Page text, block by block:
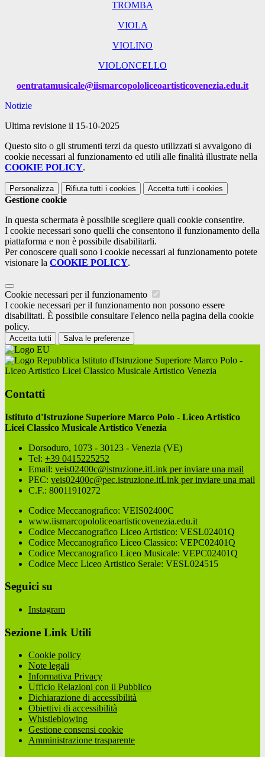
TROMBA
VIOLA
VIOLINO
VIOLONCELLO
oentratamusicale@iismarcopololiceoartisticovenezia.edu.it
Notizie
Ultima revisione il 15-10-2025
Questo sito o gli strumenti terzi da questo utilizzati si avvalgono di
cookie necessari al funzionamento ed utili alle finalità illustrate nella
COOKIE POLICY.
Personalizza Rifiuta tutti i cookies Accetta tutti i cookies
Gestione cookie
In questa schermata è possibile scegliere quali cookie consentire.
I cookie necessari sono quelli che consentono il funzionamento della
piattaforma e non è possibile disabilitarli.
Per conoscere quali sono i cookie necessari al funzionamento potete
visionare la COOKIE POLICY.
Cookie necessari per il funzionamento
I cookie necessari per il funzionamento non possono essere
disabilitati. È possibile consultare l'elenco nella pagina della cookie
policy.
Accetta tutti Salva le preferenze
Istituto d'Istruzione Superiore Marco Polo -
Liceo Artistico Licei Classico Musicale Artistico Venezia
Contatti
Istituto d'Istruzione Superiore Marco Polo - Liceo Artistico
Licei Classico Musicale Artistico Venezia
Dorsoduro, 1073 - 30123 - Venezia (VE)
Tel: +39 0415225252
Email: veis02400c@istruzione.itLink per inviare una mail
PEC: veis02400c@pec.istruzione.itLink per inviare una mail
C.F.: 80011910272
Codice Meccanografico: VEIS02400C
www.iismarcopololiceoartisticovenezia.edu.it
Codice Meccanografico Liceo Artistico: VESL02401Q
Codice Meccanografico Liceo Classico: VEPC02401Q
Codice Meccanografico Liceo Musicale: VEPC02401Q
Codice Mecc Liceo Artistico Serale: VESL024515
Seguici su
Instagram
Sezione Link Utili
Cookie policy
Note legali
Informativa Privacy
Ufficio Relazioni con il Pubblico
Dichiarazione di accessibilità
Obiettivi di accessibilità
Whistleblowing
Gestione consensi cookie
Amministrazione trasparente